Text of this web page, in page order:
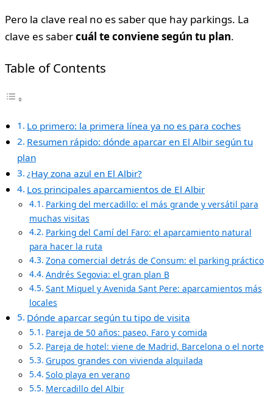
Pero la clave real no es saber que hay parkings. La
clave es sabercuál te conviene según tu plan.
Table of Contents
Lo primero: la primera línea ya no es para coches
Resumen rápido: dónde aparcar en El Albir según tu
plan
¿Hay zona azul en El Albir?
Los principales aparcamientos de El Albir
Parking del mercadillo: el más grande y versátil para
muchas visitas
Parking del Camí del Faro: el aparcamiento natural
para hacer la ruta
Zona comercial detrás de Consum: el parking práctico
Andrés Segovia: el gran plan B
Sant Miquel y Avenida Sant Pere: aparcamientos más
locales
Dónde aparcar según tu tipo de visita
Pareja de 50 años: paseo, Faro y comida
Pareja de hotel: viene de Madrid, Barcelona o el norte
Grupos grandes con vivienda alquilada
Solo playa en verano
Mercadillo del Albir